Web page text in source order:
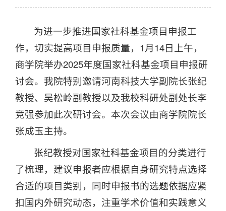
为进一步推进国家社科基金项目申报工
作，切实提高项目申报质量，1月14日上午，
商学院举办2025年度国家社科基金项目申报研
讨会。我院特别邀请河南科技大学副院长张纪
教授、吴松岭副教授以及我校科研处副处长李
竞强参加此次研讨会。本次会议由商学院院长
张成玉主持。
张纪教授对国家社科基金项目的分类进行
了梳理，建议申报者应根据自身研究特点选择
合适的项目类别，同时申报书的选题依据应紧
扣国内外研究动态，注重学术价值和实践意义